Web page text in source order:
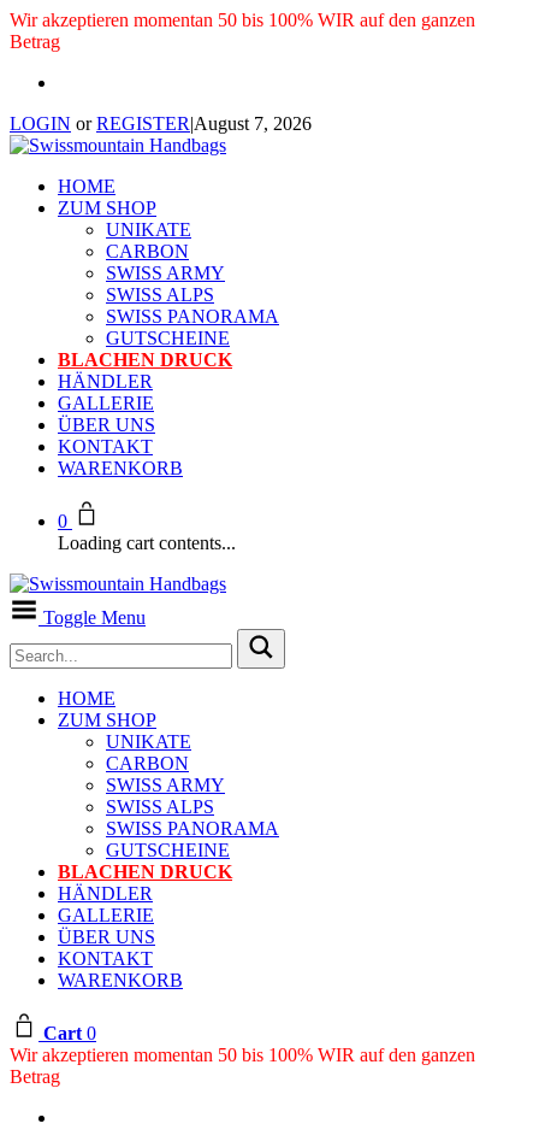
Wir akzeptieren momentan 50 bis 100% WIR auf den ganzen
Betrag
LOGIN orREGISTER|August 7, 2026
HOME
ZUM SHOP
UNIKATE
CARBON
SWISS ARMY
SWISS ALPS
SWISS PANORAMA
GUTSCHEINE
BLACHEN DRUCK
HÄNDLER
GALLERIE
ÜBER UNS
KONTAKT
WARENKORB
0
Loading cart contents...
Toggle Menu
HOME
ZUM SHOP
UNIKATE
CARBON
SWISS ARMY
SWISS ALPS
SWISS PANORAMA
GUTSCHEINE
BLACHEN DRUCK
HÄNDLER
GALLERIE
ÜBER UNS
KONTAKT
WARENKORB
Cart 0
Wir akzeptieren momentan 50 bis 100% WIR auf den ganzen
Betrag